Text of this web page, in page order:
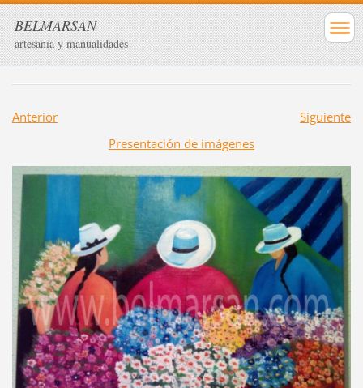
BELMARSAN
artesania y manualidades
Anterior
Siguiente
Presentación de imágenes